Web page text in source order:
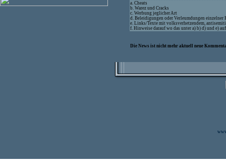
a. Cheats
b. Warez und Cracks
c. Werbung jeglicher Art
d. Beleidigungen oder Verleumdungen einzelner
e. Links/Texte mit volksverhetzendem,
f. Hinweise darauf wo das unter a) b) d) und e)
Die News ist nicht mehr aktuell neue